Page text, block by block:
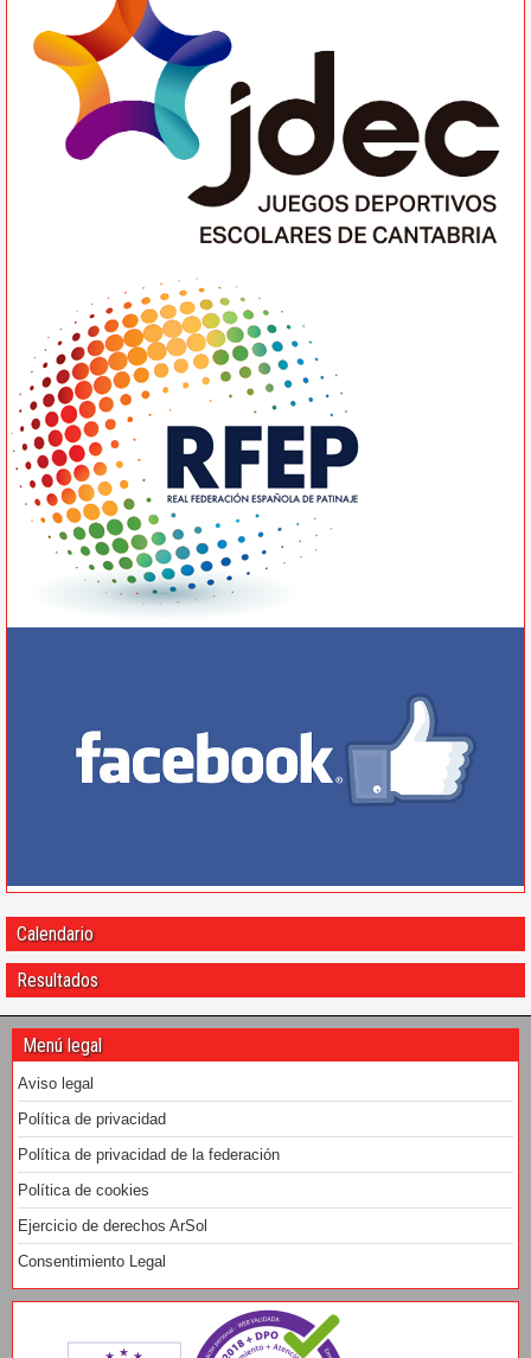
Calendario
Resultados
Menú legal
Aviso legal
Política de privacidad
Política de privacidad de la federación
Política de cookies
Ejercicio de derechos ArSol
Consentimiento Legal